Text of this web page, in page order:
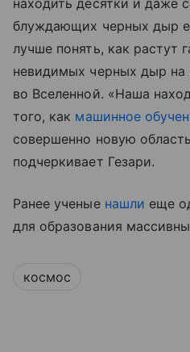
блуждающих черных дыр
лучше понять, как растут
невидимых черных дыр на
во Вселенной. «Наша
того, как машинное
совершенно новую
подчеркивает Гезари.
Ранее ученые нашли еще
для образования
космос